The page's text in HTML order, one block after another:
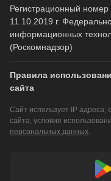
Регистрационный
11.10.2019 г.
информационных
(Роскомнадзор)
Правила
сайта
Сайт использует IP адреса,
сайта, условия
персональных данных.